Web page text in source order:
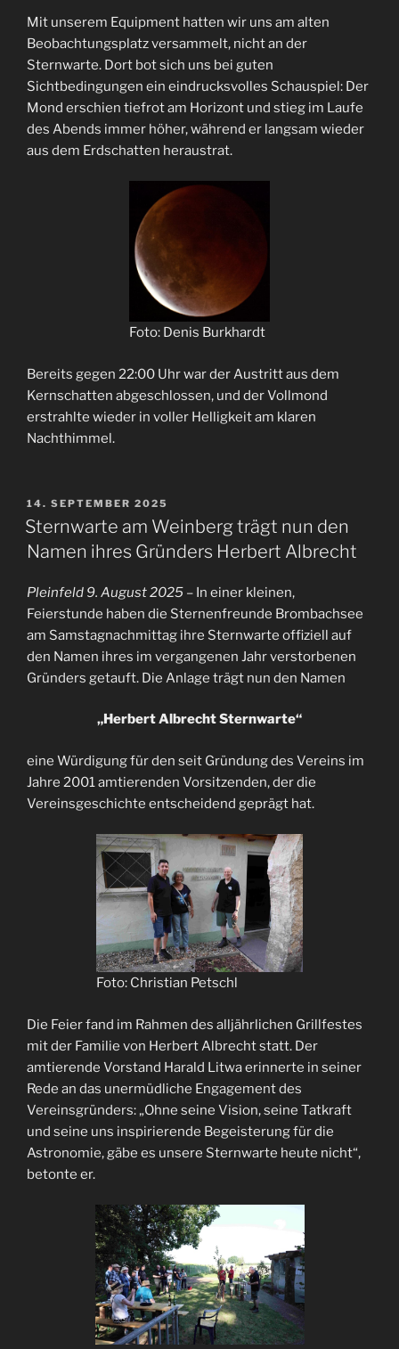
Mit unserem Equipment hatten wir uns am alten
Beobachtungsplatz versammelt, nicht an der
Sternwarte. Dort bot sich uns bei guten
Sichtbedingungen ein eindrucksvolles Schauspiel: Der
Mond erschien tiefrot am Horizont und stieg im Laufe
des Abends immer höher, während er langsam wieder
aus dem Erdschatten heraustrat.
Foto: Denis Burkhardt
Bereits gegen 22:00 Uhr war der Austritt aus dem
Kernschatten abgeschlossen, und der Vollmond
erstrahlte wieder in voller Helligkeit am klaren
Nachthimmel.
VERÖFFENTLICHT
AM
14. SEPTEMBER 2025
Sternwarte am Weinberg trägt nun den
Namen ihres Gründers Herbert Albrecht
Pleinfeld 9. August 2025 – In einer kleinen,
Feierstunde haben die Sternenfreunde Brombachsee
am Samstagnachmittag ihre Sternwarte offiziell auf
den Namen ihres im vergangenen Jahr verstorbenen
Gründers getauft. Die Anlage trägt nun den Namen
„Herbert Albrecht Sternwarte“
eine Würdigung für den seit Gründung des Vereins im
Jahre 2001 amtierenden Vorsitzenden, der die
Vereinsgeschichte entscheidend geprägt hat.
Foto: Christian Petschl
Die Feier fand im Rahmen des alljährlichen Grillfestes
mit der Familie von Herbert Albrecht statt. Der
amtierende Vorstand Harald Litwa erinnerte in seiner
Rede an das unermüdliche Engagement des
Vereinsgründers: „Ohne seine Vision, seine Tatkraft
und seine uns inspirierende Begeisterung für die
Astronomie, gäbe es unsere Sternwarte heute nicht“,
betonte er.